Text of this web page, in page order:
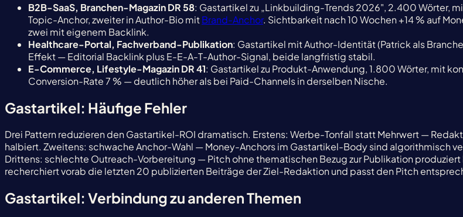
B2B-SaaS, Branchen-Magazin DR 58: Gastartikel zu „Linkbuilding-Trends 2026", 2.400 Wörter,
Topic-Anchor, zweiter in Author-Bio mitBrand-Anchor. Sichtbarkeit nach 10 Wochen +14 % auf
zwei mit eigenem Backlink.
Healthcare-Portal, Fachverband-Publikation: Gastartikel mit Author-Identität (Patrick als
Effekt — Editorial Backlink plus E-E-A-T-Author-Signal, beide langfristig stabil.
E-Commerce, Lifestyle-Magazin DR 41: Gastartikel zu Produkt-Anwendung, 1.800 Wörter, mit
Conversion-Rate 7 % — deutlich höher als bei Paid-Channels in derselben Nische.
Gastartikel: Häufige Fehler
Drei Pattern reduzieren den Gastartikel-ROI dramatisch. Erstens: Werbe-Tonfall statt Mehrwert —
halbiert. Zweitens: schwache Anchor-Wahl — Money-Anchors im Gastartikel-Body sind algorithmisch
Drittens: schlechte Outreach-Vorbereitung — Pitch ohne thematischen Bezug zur Publikation
recherchiert vorab die letzten 20 publizierten Beiträge der Ziel-Redaktion und passt den Pitch
Gastartikel: Verbindung zu anderen Themen